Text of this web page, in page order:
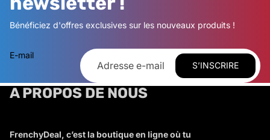
Bénéficiez d'offres exclusives sur les nouveaux produits !
E-mail
S’INSCRIRE
A PROPOS DE NOUS
FrenchyDeal, c’est la boutique en ligne où tu